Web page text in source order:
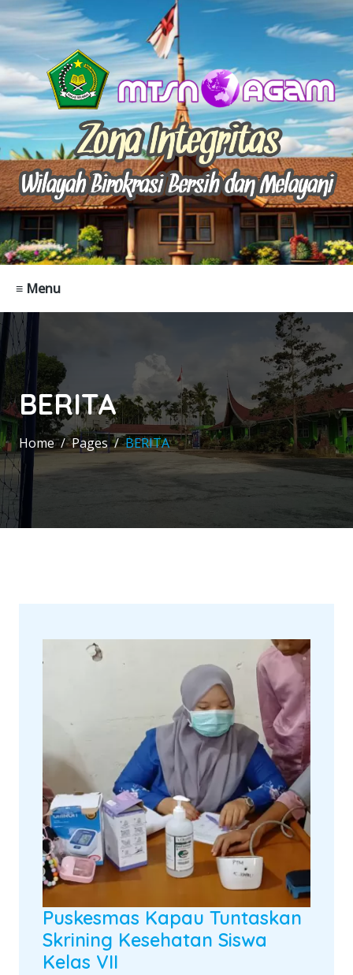
≡ Menu
BERITA
Home Pages BERITA
Puskesmas Kapau Tuntaskan
Skrining Kesehatan Siswa
Kelas VII